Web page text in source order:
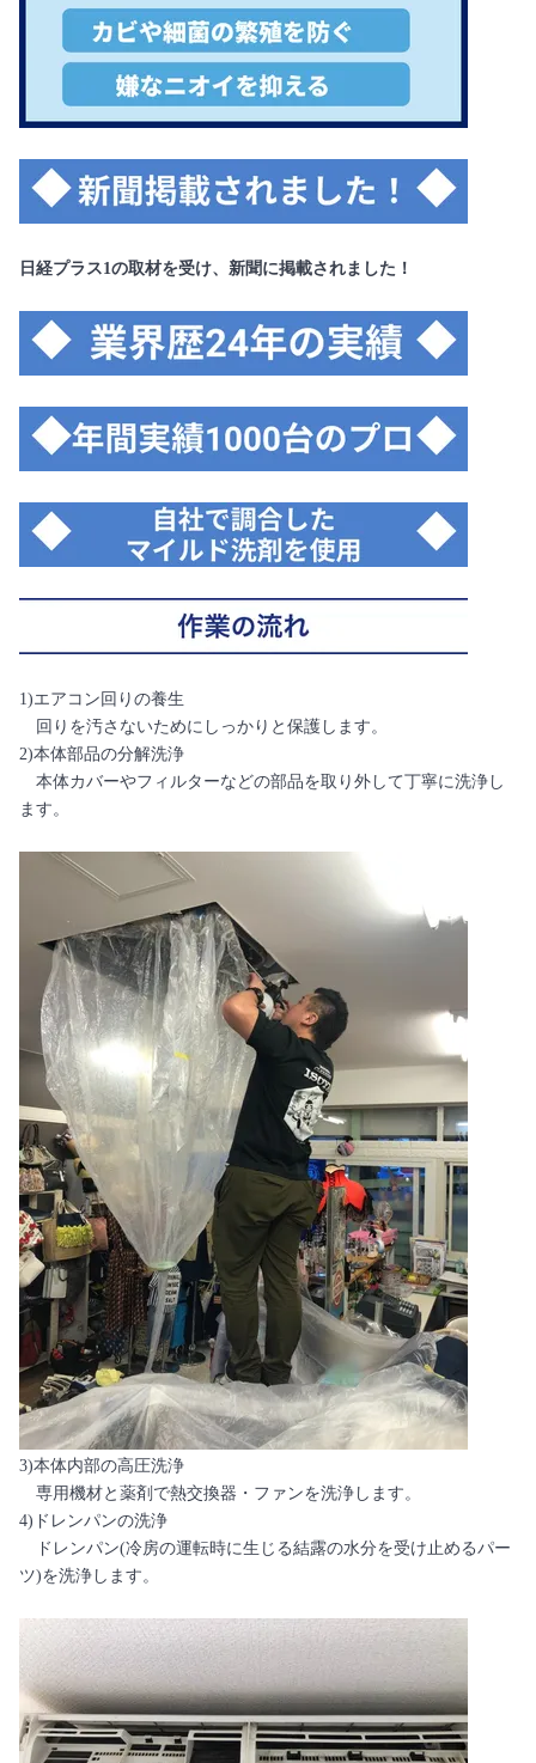
日経プラス1の取材を受け、新聞に掲載されました！
1)エアコン回りの養生
回りを汚さないためにしっかりと保護します。
2)本体部品の分解洗浄
本体カバーやフィルターなどの部品を取り外して丁寧に洗浄し
ます。
3)本体内部の高圧洗浄
専用機材と薬剤で熱交換器・ファンを洗浄します。
4)ドレンパンの洗浄
ドレンパン(冷房の運転時に生じる結露の水分を受け止めるパー
ツ)を洗浄します。